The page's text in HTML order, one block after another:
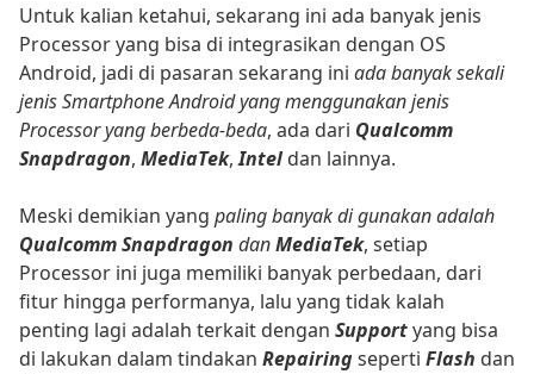
Untuk kalian ketahui, sekarang ini ada banyak jenis
Processor yang bisa di integrasikan dengan OS
Android, jadi di pasaran sekarang ini ada banyak sekali
jenis Smartphone Android yang menggunakan jenis
Processor yang berbeda-beda, ada dari Qualcomm
Snapdragon, MediaTek,Intel dan lainnya.
Meski demikian yang paling banyak di gunakan adalah
Qualcomm Snapdragon danMediaTek, setiap
Processor ini juga memiliki banyak perbedaan, dari
fitur hingga performanya, lalu yang tidak kalah
penting lagi adalah terkait dengan Supportyang bisa
di lakukan dalam tindakan Repairingseperti Flash dan